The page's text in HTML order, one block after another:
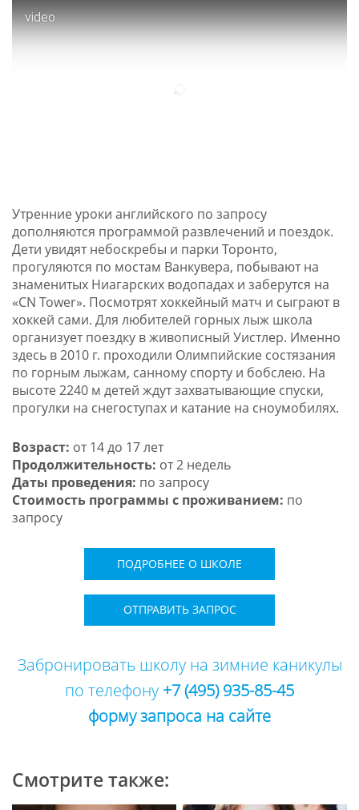
video
Утренние уроки английского по запросу
дополняются программой развлечений и поездок.
Дети увидят небоскребы и парки Торонто,
прогуляются по мостам Ванкувера, побывают на
знаменитых Ниагарских водопадах и заберутся на
«CN Tower». Посмотрят хоккейный матч и сыграют в
хоккей сами. Для любителей горных лыж школа
организует поездку в живописный Уистлер. Именно
здесь в 2010 г. проходили Олимпийские состязания
по горным лыжам, санному спорту и бобслею. На
высоте 2240 м детей ждут захватывающие спуски,
прогулки на снегоступах и катание на сноумобилях.
Возраст: от 14 до 17 лет
Продолжительность: от 2 недель
Даты проведения: по запросу
Стоимость программы с проживанием: по
запросу
ПОДРОБНЕЕ О ШКОЛЕ
ОТПРАВИТЬ ЗАПРОС
Забронировать школу на зимние каникулы
по телефону +7 (495) 935-85-45
форму запроса на сайте
Смотрите также: